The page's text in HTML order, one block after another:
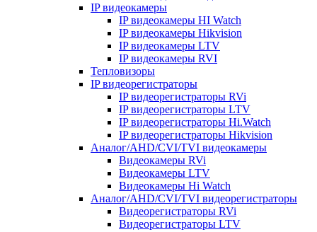
IP видеокамеры
IP видеокамеры HI Watch
IP видеокамеры Hikvision
IP видеокамеры LTV
IP видеокамеры RVI
Тепловизоры
IP видеорегистраторы
IP видеорегистраторы RVi
IP видеорегистраторы LTV
IP видеорегистраторы Hi.Watch
IP видеорегистраторы Hikvision
Аналог/AHD/CVI/TVI видеокамеры
Видеокамеры RVi
Видеокамеры LTV
Видеокамеры Hi Watch
Аналог/AHD/CVI/TVI видеорегистраторы
Видеорегистраторы RVi
Видеорегистраторы LTV